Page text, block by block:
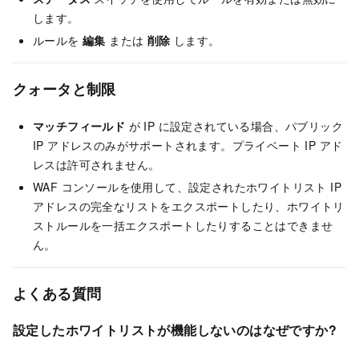
します。
ルールを 編集 または 削除 します。
クォータと制限
マッチフィールド が IP に設定されている場合、パブリック
IP アドレスのみがサポートされます。プライベート IP アド
レスは許可されません。
WAF コンソールを使用して、設定されたホワイトリスト IP
アドレスの完全なリストをエクスポートしたり、ホワイトリ
ストルールを一括エクスポートしたりすることはできませ
ん。
よくある質問
設定したホワイトリストが機能しないのはなぜですか?